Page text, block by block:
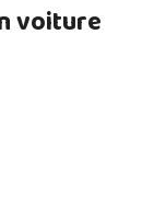
voiture